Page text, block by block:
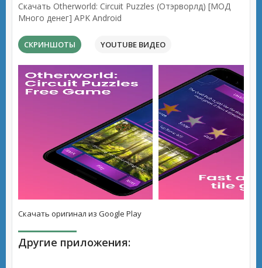
Скачать Otherworld: Circuit Puzzles (Отэрворлд) [МОД
Много денег] APK Android
СКРИНШОТЫ YOUTUBE ВИДЕО
Скачать оригинал из Google Play
Другие приложения: